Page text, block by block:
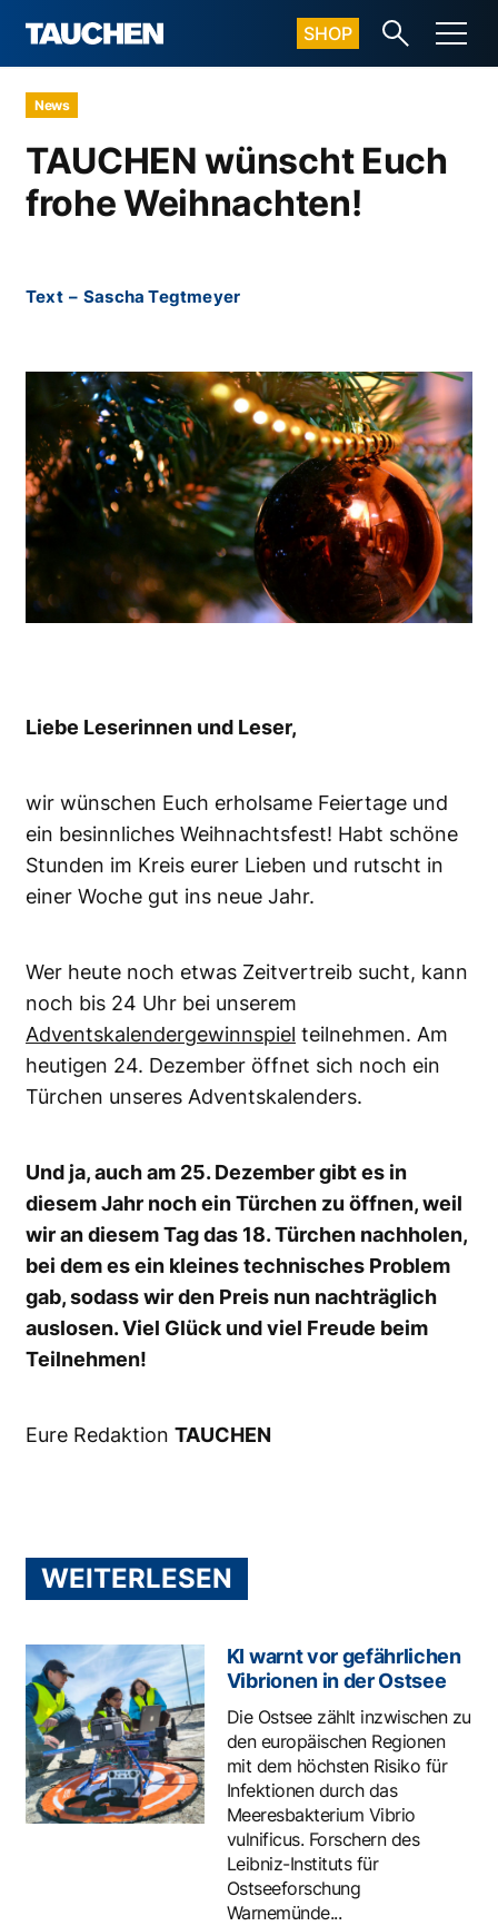
SHOP
News
TAUCHEN wünscht Euch
frohe Weihnachten!
Text – Sascha Tegtmeyer
Liebe Leserinnen und Leser,
wir wünschen Euch erholsame Feiertage und
ein besinnliches Weihnachtsfest! Habt schöne
Stunden im Kreis eurer Lieben und rutscht in
einer Woche gut ins neue Jahr.
Wer heute noch etwas Zeitvertreib sucht, kann
noch bis 24 Uhr bei unserem
Adventskalendergewinnspiel teilnehmen. Am
heutigen 24. Dezember öffnet sich noch ein
Türchen unseres Adventskalenders.
Und ja, auch am 25. Dezember gibt es in
diesem Jahr noch ein Türchen zu öffnen, weil
wir an diesem Tag das 18. Türchen nachholen,
bei dem es ein kleines technisches Problem
gab, sodass wir den Preis nun nachträglich
auslosen. Viel Glück und viel Freude beim
Teilnehmen!
Eure Redaktion TAUCHEN
WEITERLESEN
KI warnt vor gefährlichen
Vibrionen in der Ostsee
Die Ostsee zählt inzwischen zu
den europäischen Regionen
mit dem höchsten Risiko für
Infektionen durch das
Meeresbakterium Vibrio
vulnificus. Forschern des
Leibniz-Instituts für
Ostseeforschung
Warnemünde...